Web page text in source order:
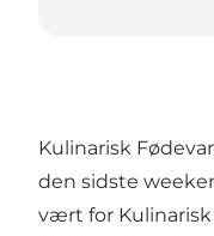
Kulinarisk
den sidste
vært for Kulinarisk